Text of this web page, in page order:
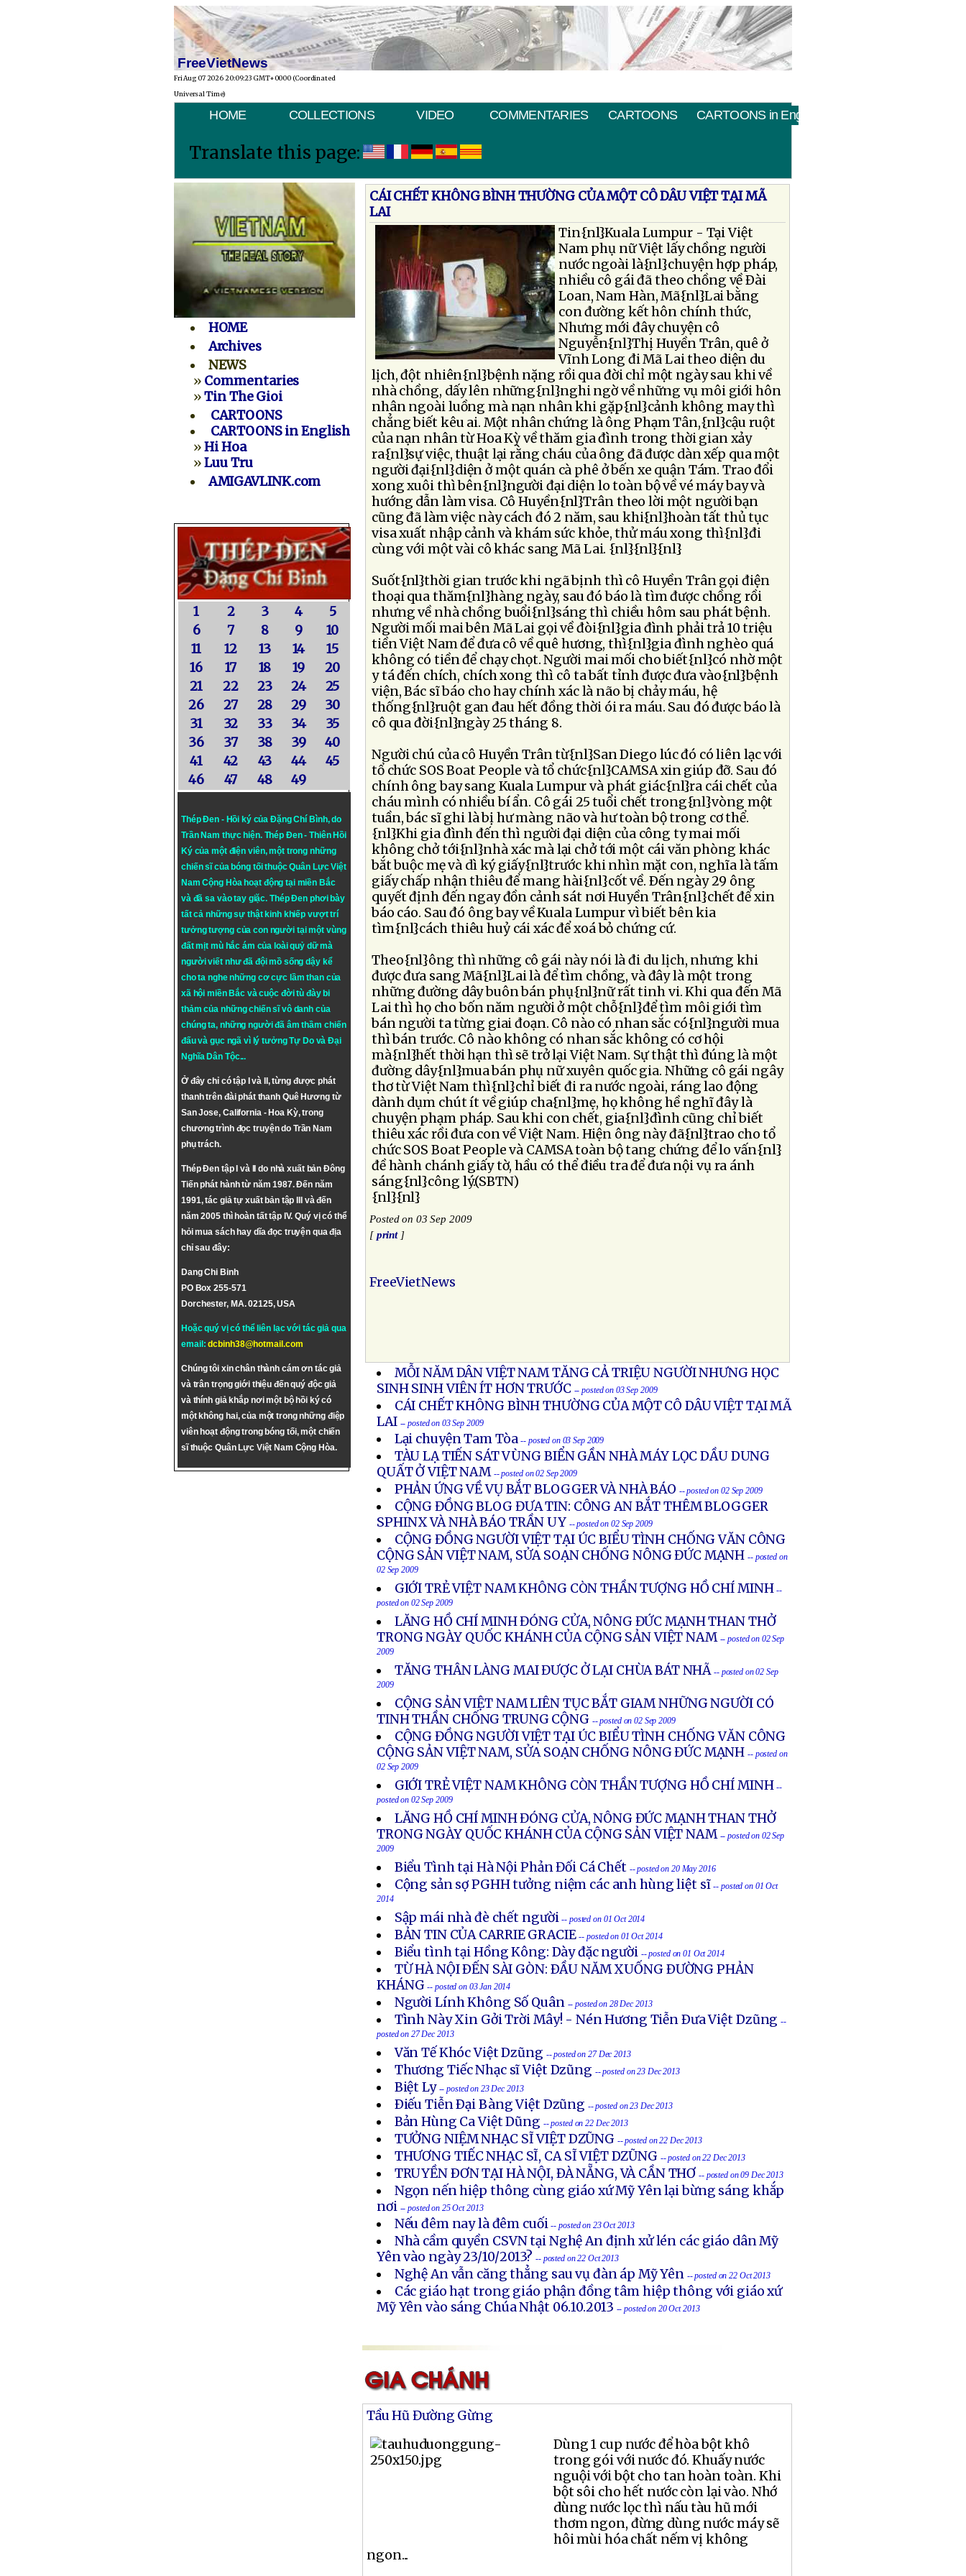
FreeVietNews
Fri Aug 07 2026 20:09:23 GMT+0000 (Coordinated
Universal Time)
HOME COLLECTIONS VIDEO COMMENTARIES CARTOONS CARTOONS in English
Translate this page:
HOME
Archives
NEWS
» Commentaries
»Tin The Gioi
CARTOONS
CARTOONS in English
»Hi Hoa
»Luu Tru
AMIGAVLINK.com
1 2 3 4
5
6
7 8 9
10
11
12 13 14
15
16
17 18 19
20
21
22 23 24
25
26
27 28 29
30
31
32 33 34
35
36
37 38 39
40
41
42 43 44
45
46
47 48 49
Thép Đen - Hồi ký của Đặng Chí Bình, do
Trần Nam thực hiện. Thép Đen- Thiên Hồi
Ký của một điện viên, một trong những
chiến sĩ của bóng tối thuộc Quân Lực Việt
Nam Cộng Hòa hoạt động tại miền Bắc
và đã sa vào tay giặc. Thép Đen phơi bày
tất cả những sự thật kinh khiếp vượt trí
tưởng tượng của con người tại một vùng
đất mịt mù hắc ám của loài quỷ dữ mà
người viết như đã đội mồ sống dậy kể
cho ta nghe những cơ cực lầm than của
xã hội miền Bắc và cuộc đời tù đày bi
thảm của những chiến sĩ vô danh của
chúng ta, những người đã âm thầm chiến
đấu và gục ngã vì lý tưởngTự DovàĐại
Nghĩa Dân Tộc...
Ở đây chỉ có tập I và II, từng được phát
thanh trên đài phát thanh Quê Hương từ
San Jose, California - Hoa Kỳ, trong
chương trình đọc truyện do Trần Nam
phụ trách.
Thép Đen tập I và II do nhà xuất bản Đông
Tiến phát hành từ năm 1987. Đến năm
1991, tác giả tự xuất bản tập III và đến
năm 2005 thì hoàn tất tập IV. Quý vị có thể
hỏi mua sách hay dĩa đọc truyện qua địa
chỉ sau đây:
Dang Chi Binh
PO Box 255-571
Dorchester, MA. 02125, USA
Hoặc quý vị có thể liên lạc với tác giả qua
email:dcbinh38@hotmail.com
Chúng tôi xin chân thành cám ơn tác giả
và trân trọng giới thiệu đến quý độc giả
và thính giả khắp nơi một bộ hồi ký có
một không hai, của một trong những điệp
viên hoạt động trong bóng tối, một chiến
sĩ thuộc Quân Lực Việt Nam Cộng Hòa.
CÁI CHẾT KHÔNG BÌNH THƯỜNG CỦA MỘT CÔ DÂU VIỆT TẠI MÃ
LAI
Tin{nl}Kuala Lumpur - Tại Việt
Nam phụ nữ Việt lấy chồng người
nước ngoài là{nl}chuyện hợp pháp,
nhiều cô gái đã theo chồng về Ðài
Loan, Nam Hàn, Mã{nl}Lai bằng
con đường kết hôn chính thức,
Nhưng mới đây chuyện cô
Nguyễn{nl}Thị Huyền Trân, quê ở
Vĩnh Long đi Mã Lai theo diện du
lịch, đột nhiên{nl}bệnh nặng rồi qua đời chỉ một ngày sau khi về
nhà chồng, dấy lên những{nl}nghi ngờ về những vụ môi giới hôn
nhân ngoài luồng mà nạn nhân khi gặp{nl}cảnh không may thì
chẳng biết kêu ai. Một nhân chứng là ông Phạm Tân,{nl}cậu ruột
của nạn nhân từ Hoa Kỳ về thăm gia đình trong thời gian xảy
ra{nl}sự việc, thuật lại rằng cháu của ông đã được dàn xếp qua một
người đại{nl}diện ở một quán cà phê ở bến xe quận Tám. Trao đổi
xong xuôi thì bên{nl}người đại diện lo toàn bộ về vé máy bay và
hướng dẫn làm visa. Cô Huyền{nl}Trân theo lời một người bạn
cũng đã làm việc này cách đó 2 năm, sau khi{nl}hoàn tất thủ tục
visa xuất nhập cảnh và khám sức khỏe, thử máu xong thì{nl}đi
cùng với một vài cô khác sang Mã Lai. {nl}{nl}{nl}
Suốt{nl}thời gian trước khi ngã bịnh thì cô Huyền Trân gọi điện
thoại qua thăm{nl}hàng ngày, sau đó báo là tìm được chồng rồi
nhưng về nhà chồng buổi{nl}sáng thì chiều hôm sau phát bệnh.
Người mối mai bên Mã Lai gọi về đòi{nl}gia đình phải trả 10 triệu
tiền Việt Nam để đưa cô về quê hương, thì{nl}gia đình nghèo quá
không có tiền để chạy chọt. Người mai mối cho biết{nl}có nhờ một
y tá đến chích, chích xong thì cô ta bất tỉnh được đưa vào{nl}bệnh
viện, Bác sĩ báo cho hay chính xác là não bị chảy máu, hệ
thống{nl}ruột gan đau hết đồng thời ói ra máu. Sau đó được báo là
cô qua đời{nl}ngày 25 tháng 8.
Người chú của cô Huyền Trân từ{nl}San Diego lúc đó có liên lạc với
tổ chức SOS Boat People và tổ chức{nl}CAMSA xin giúp đỡ. Sau đó
chính ông bay sang Kuala Lumpur và phát giác{nl}ra cái chết của
cháu mình có nhiều bí ẩn. Cô gái 25 tuổi chết trong{nl}vòng một
tuần, bác sĩ ghi là bị hư màng não và hư toàn bộ trong cơ thể.
{nl}Khi gia đình đến thì người đại diện của công ty mai mối
không chở tới{nl}nhà xác mà lại chở tới một cái văn phòng khác
bắt buộc mẹ và dì ký giấy{nl}trước khi nhìn mặt con, nghĩa là tấm
giấy chấp nhận thiêu để mang hài{nl}cốt về. Ðến ngày 29 ông
quyết định đến ngay đồn cảnh sát nơi Huyền Trân{nl}chết để xin
báo cáo. Sau đó ông bay về Kuala Lumpur vì biết bên kia
tìm{nl}cách thiêu huỷ cái xác để xoá bỏ chứng cứ.
Theo{nl}ông thì những cô gái này nói là đi du lịch, nhưng khi
được đưa sang Mã{nl}Lai là để tìm chồng, và đây là một trong
những đường dây buôn bán phụ{nl}nữ rất tinh vi. Khi qua đến Mã
Lai thì họ cho bốn năm người ở một chỗ{nl}để tìm môi giới tìm
bán người ta từng giai đoạn. Cô nào có nhan sắc có{nl}người mua
thì bán trước. Cô nào không có nhan sắc không có cơ hội
mà{nl}hết thời hạn thì sẽ trở lại Việt Nam. Sự thật thì đúng là một
đường dây{nl}mua bán phụ nữ xuyên quốc gia. Những cô gái ngây
thơ từ Việt Nam thì{nl}chỉ biết đi ra nước ngoài, ráng lao động
dành dụm chút ít về giúp cha{nl}mẹ, họ không hề nghĩ đây là
chuyện phạm pháp. Sau khi con chết, gia{nl}đình cũng chỉ biết
thiêu xác rồi đưa con về Việt Nam. Hiện ông này đã{nl}trao cho tổ
chức SOS Boat People và CAMSA toàn bộ tang chứng để lo vấn{nl}
đề hành chánh giấy tờ, hầu có thể điều tra để đưa nội vụ ra ánh
sáng{nl}công lý.(SBTN)
{nl}{nl}
Posted on 03 Sep 2009
[print]
FreeVietNews
MỖI NĂM DÂN VIỆT NAM TĂNG CẢ TRIỆU NGƯỜI NHƯNG HỌC
SINH SINH VIÊN ÍT HƠN TRƯỚC -- posted on 03 Sep 2009
CÁI CHẾT KHÔNG BÌNH THƯỜNG CỦA MỘT CÔ DÂU VIỆT TẠI MÃ
LAI -- posted on 03 Sep 2009
Lại chuyện Tam Tòa -- posted on 03 Sep 2009
TÀU LẠ TIẾN SÁT VÙNG BIỂN GẦN NHÀ MÁY LỌC DẦU DUNG
QUẤT Ở VIỆT NAM -- posted on 02 Sep 2009
PHẢN ỨNG VỀ VỤ BẮT BLOGGER VÀ NHÀ BÁO -- posted on 02 Sep 2009
CỘNG ĐỒNG BLOG ĐƯA TIN: CÔNG AN BẮT THÊM BLOGGER
SPHINX VÀ NHÀ BÁO TRẦN UY -- posted on 02 Sep 2009
CỘNG ĐỒNG NGƯỜI VIỆT TẠI ÚC BIỂU TÌNH CHỐNG VĂN CÔNG
CỘNG SẢN VIỆT NAM, SỬA SOẠN CHỐNG NÔNG ĐỨC MẠNH -- posted on
02 Sep 2009
GIỚI TRẺ VIỆT NAM KHÔNG CÒN THẦN TƯỢNG HỒ CHÍ MINH --
posted on 02 Sep 2009
LĂNG HỒ CHÍ MINH ĐÓNG CỬA, NÔNG ĐỨC MẠNH THAN THỞ
TRONG NGÀY QUỐC KHÁNH CỦA CỘNG SẢN VIỆT NAM -- posted on 02 Sep
2009
TĂNG THÂN LÀNG MAI ĐƯỢC Ở LẠI CHÙA BÁT NHÃ -- posted on 02 Sep
2009
CỘNG SẢN VIỆT NAM LIÊN TỤC BẮT GIAM NHỮNG NGƯỜI CÓ
TINH THẦN CHỐNG TRUNG CỘNG -- posted on 02 Sep 2009
CỘNG ĐỒNG NGƯỜI VIỆT TẠI ÚC BIỂU TÌNH CHỐNG VĂN CÔNG
CỘNG SẢN VIỆT NAM, SỬA SOẠN CHỐNG NÔNG ĐỨC MẠNH -- posted on
02 Sep 2009
GIỚI TRẺ VIỆT NAM KHÔNG CÒN THẦN TƯỢNG HỒ CHÍ MINH --
posted on 02 Sep 2009
LĂNG HỒ CHÍ MINH ĐÓNG CỬA, NÔNG ĐỨC MẠNH THAN THỞ
TRONG NGÀY QUỐC KHÁNH CỦA CỘNG SẢN VIỆT NAM -- posted on 02 Sep
2009
Biểu Tình tại Hà Nội Phản Đối Cá Chết -- posted on 20 May 2016
Cộng sản sợ PGHH tưởng niệm các anh hùng liệt sĩ -- posted on 01 Oct
2014
Sập mái nhà đè chết người -- posted on 01 Oct 2014
BẢN TIN CỦA CARRIE GRACIE-- posted on 01 Oct 2014
Biểu tình tại Hồng Kông: Dày đặc người -- posted on 01 Oct 2014
TỪ HÀ NỘI ÐẾN SÀI GÒN: ÐẦU NĂM XUỐNG ÐƯỜNG PHẢN
KHÁNG-- posted on 03 Jan 2014
Người Lính Không Số Quân -- posted on 28 Dec 2013
Tình Này Xin Gởi Trời Mây! - Nén Hương Tiễn Ðưa Việt Dzũng --
posted on 27 Dec 2013
Văn Tế Khóc Việt Dzũng -- posted on 27 Dec 2013
Thương Tiếc Nhạc sĩ Việt Dzũng -- posted on 23 Dec 2013
Biệt Ly -- posted on 23 Dec 2013
Ðiếu Tiễn Ðại Bàng Việt Dzũng -- posted on 23 Dec 2013
Bản Hùng Ca Việt Dũng -- posted on 22 Dec 2013
TƯỞNG NIỆM NHẠC SĨ VIỆT DZŨNG -- posted on 22 Dec 2013
THƯƠNG TIẾC NHẠC SĨ, CA SĨ VIỆT DZŨNG -- posted on 22 Dec 2013
TRUYỀN ÐƠN TẠI HÀ NỘI, ÐÀ NẴNG, VÀ CẦN THƠ -- posted on 09 Dec 2013
Ngọn nến hiệp thông cùng giáo xứ Mỹ Yên lại bừng sáng khắp
nơi -- posted on 25 Oct 2013
Nếu đêm nay là đêm cuối -- posted on 23 Oct 2013
Nhà cầm quyền CSVN tại Nghệ An định xử lén các giáo dân Mỹ
Yên vào ngày 23/10/2013?-- posted on 22 Oct 2013
Nghệ An vẫn căng thẳng sau vụ đàn áp Mỹ Yên -- posted on 22 Oct 2013
Các giáo hạt trong giáo phận đồng tâm hiệp thông với giáo xứ
Mỹ Yên vào sáng Chúa Nhật 06.10.2013 -- posted on 20 Oct 2013
Tầu Hũ Đường Gừng
Dùng 1 cup nước để hòa bột khô
trong gói với nước đó. Khuấy nước
nguội với bột cho tan hoàn toàn. Khi
bột sôi cho hết nước còn lại vào. Nhớ
dùng nước lọc thì nấu tàu hũ mới
thơm ngon, đừng dùng nước máy sẽ
hôi mùi hóa chất nếm vị không
ngon...